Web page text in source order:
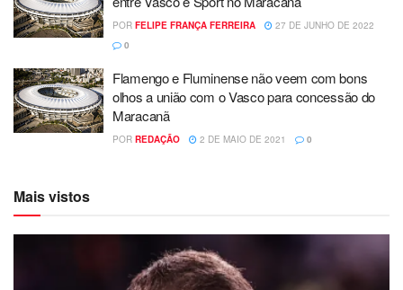
POR FELIPE FRANÇA FERREIRA
27 DE JUNHO DE 2022
0
Flamengo e Fluminense não veem com bons
olhos a união com o Vasco para concessão do
Maracanã
POR REDAÇÃO 2 DE MAIO DE 2021 0
Mais vistos